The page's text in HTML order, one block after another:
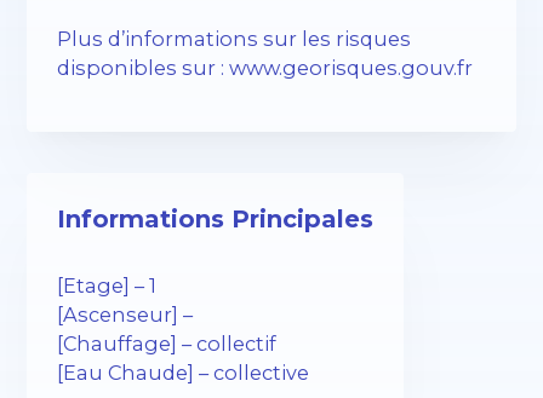
Plus d’informations sur les risques
disponibles sur : www.georisques.gouv.fr
Informations Principales
[Etage] – 1
[Ascenseur] –
[Chauffage] – collectif
[Eau Chaude] – collective